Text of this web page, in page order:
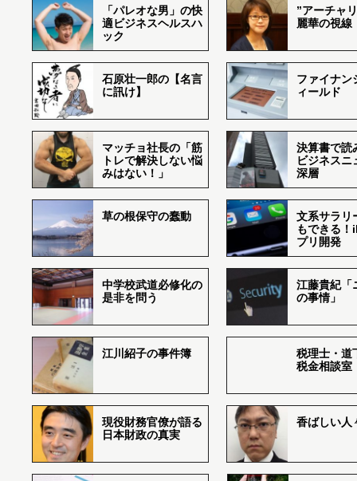
「パレオな男」の快
適ビジネスヘルスハ
ック
”アーチャ
麗華の視線
石原壮一郎の【名言
に訊け】
ファイナン
ィールド
マッチョ社長の「筋
トレで解決しない悩
みはない！」
決算書で読
ビジネスニ
深層
草の根保守の蠢動
文系サラリ
もできる
プリ開発
中学校武道必修化の
是非を問う
江藤貴紀「
の事情」
江川紹子の事件簿
税理士・道
税金相談室
現役財務官僚が語る
日本財政の真実
香ばしい